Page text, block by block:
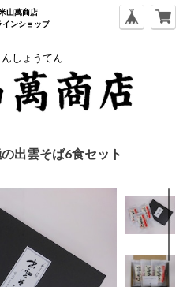
⼭萬商店
インショップ
しょうてん
出雲そば6食セット